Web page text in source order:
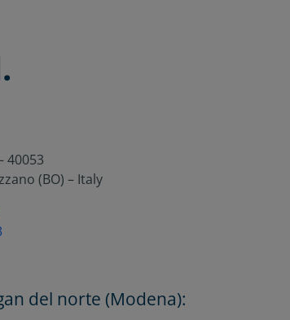
40053
(BO) – Italy
del norte (Modena):